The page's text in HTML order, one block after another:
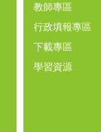
教師專區
行政填報專區
下載專區
學習資源